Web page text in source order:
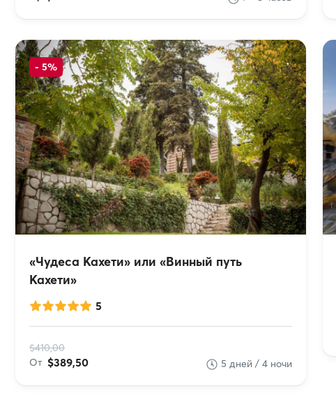
- 5%
«Чудеса Кахети» или «Винный путь
Кахети»
5
$410,00
От $389,50 5 дней / 4 ночи